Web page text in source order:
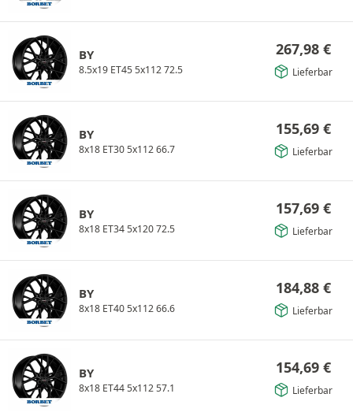
BY
8.5x19 ET45 5x112 72.5
267,98 €
Lieferbar
BY
8x18 ET30 5x112 66.7
155,69 €
Lieferbar
BY
8x18 ET34 5x120 72.5
157,69 €
Lieferbar
BY
8x18 ET40 5x112 66.6
184,88 €
Lieferbar
BY
8x18 ET44 5x112 57.1
154,69 €
Lieferbar